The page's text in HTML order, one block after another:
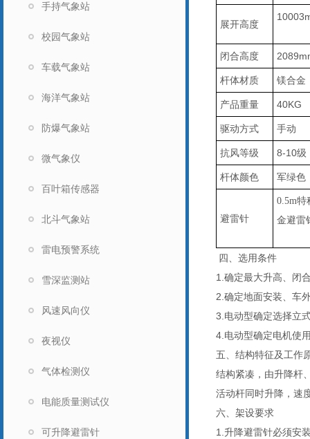
手持气象站
校园气象站
车载气象站
海洋气象站
防爆气象站
微气象仪
百叶箱传感器
北斗气象站
雷电预警系统
雪深监测站
风速风向仪
夜视仪
气体检测仪
电能质量测试仪
可升降避雷针
展开高度
闭合高度
杆体材质 镁合金
产品重量 40KG
驱动方式 手动
抗风等级 8-10级
杆体颜色 军绿色
避雷针
0.5m特
金避雷
四、选用条件
1. 确定最大升高、闭
2. 确定地面安装、车
3. 电动型确定选择立
4. 电动型确定电机使
五、结构特征及工作
结构紧凑，由升降杆
活动杆同时升降，速
六、架设要求
1. 升降避雷针必须安